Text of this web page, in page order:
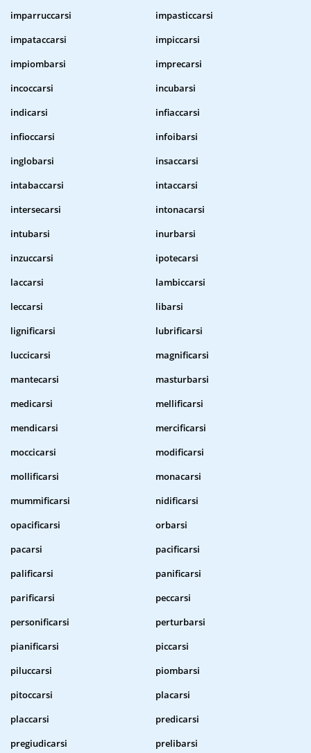
imparruccarsi
impasticcarsi
impataccarsi
impiccarsi
impiombarsi
imprecarsi
incoccarsi
incubarsi
indicarsi
infiaccarsi
infioccarsi
infoibarsi
inglobarsi
insaccarsi
intabaccarsi
intaccarsi
intersecarsi
intonacarsi
intubarsi
inurbarsi
inzuccarsi
ipotecarsi
laccarsi
lambiccarsi
leccarsi
libarsi
lignificarsi
lubrificarsi
luccicarsi
magnificarsi
mantecarsi
masturbarsi
medicarsi
mellificarsi
mendicarsi
mercificarsi
moccicarsi
modificarsi
mollificarsi
monacarsi
mummificarsi
nidificarsi
opacificarsi
orbarsi
pacarsi
pacificarsi
palificarsi
panificarsi
parificarsi
peccarsi
personificarsi
perturbarsi
pianificarsi
piccarsi
piluccarsi
piombarsi
pitoccarsi
placarsi
placcarsi
predicarsi
pregiudicarsi
prelibarsi